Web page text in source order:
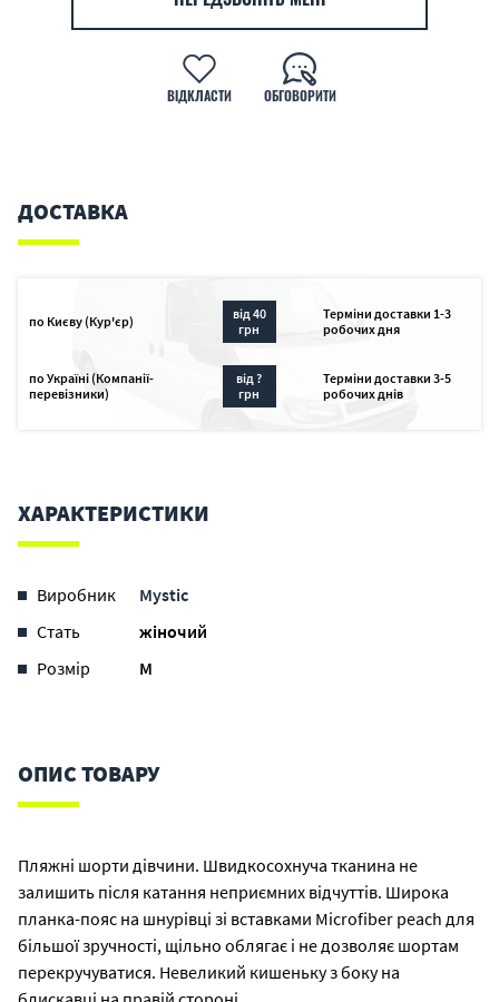
ВІДКЛАСТИ ОБГОВОРИТИ
ДОСТАВКА
по Києву (Кур'єр)
від 40
грн
Терміни доставки 1-3
робочих дня
по Україні (Компанії-
перевізники)
від ?
грн
Терміни доставки 3-5
робочих днів
ХАРАКТЕРИСТИКИ
Виробник
Mystic
Стать
жіночий
Розмір
M
ОПИС ТОВАРУ
Пляжні шорти дівчини. Швидкосохнуча тканина не
залишить після катання неприємних відчуттів. Широка
планка-пояс на шнурівці зі вставками Microfiber peach для
більшої зручності, щільно облягає і не дозволяє шортам
перекручуватися. Невеликий кишеньку з боку на